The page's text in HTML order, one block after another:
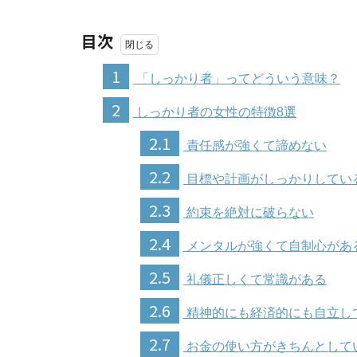
目次
1
「しっかり者」ってどういう意味？
2 しっかり者の女性の特徴8選
2.1 責任感が強くて諦めない
2.2 目標や計画がしっかりしてい
2.3 約束を絶対に破らない
2.4 メンタルが強くて自制心があ
2.5 礼儀正しくて常識がある
2.6 精神的にも経済的にも自立し
2.7 お金の使い方がきちんとして